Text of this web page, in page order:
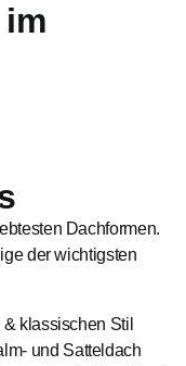
Dachformen.
der wichtigsten
klassischen Stil
und Satteldach